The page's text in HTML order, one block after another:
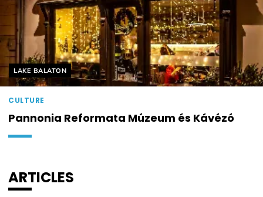
Helyszín címkék:
LAKE BALATON
CULTURE
Pannonia Reformata Múzeum és Kávézó
ARTICLES